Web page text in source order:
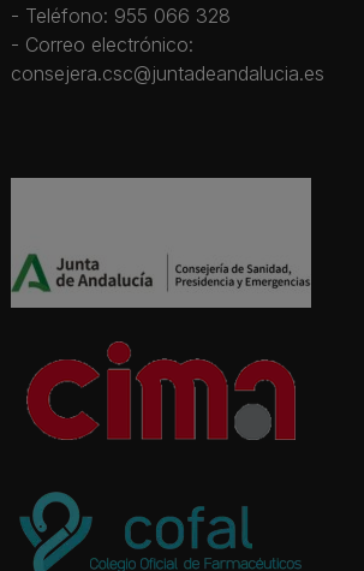
- Teléfono: 955 066 328
- Correo electrónico:
consejera.csc@juntadeandalucia.es